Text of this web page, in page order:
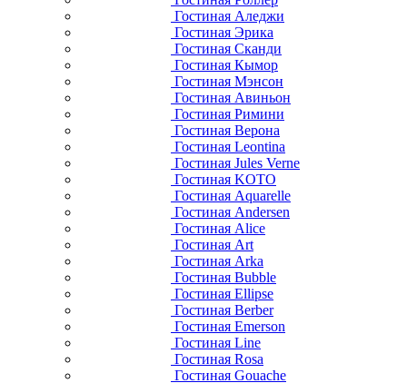
Гостиная Аледжи
Гостиная Эрика
Гостиная Сканди
Гостиная Кымор
Гостиная Мэнсон
Гостиная Авиньон
Гостиная Римини
Гостиная Верона
Гостиная Leontina
Гостиная Jules Verne
Гостиная KOTO
Гостиная Aquarelle
Гостиная Andersen
Гостиная Alice
Гостиная Art
Гостиная Arka
Гостиная Bubble
Гостиная Ellipse
Гостиная Berber
Гостиная Emerson
Гостиная Line
Гостиная Rosa
Гостиная Gouache